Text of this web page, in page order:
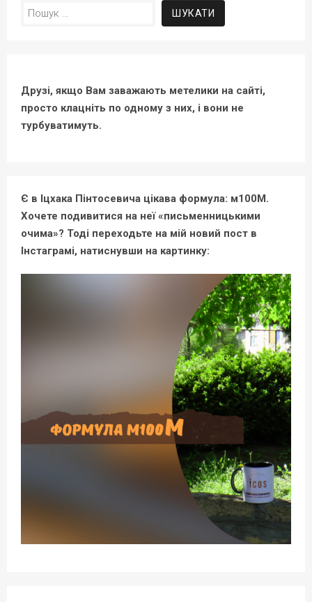
Пошук:
Друзі, якщо Вам заважають метелики на сайті,
просто клацніть по одному з них, і вони не
турбуватимуть.
Є в Іцхака Пінтосевича цікава формула: м100М.
Хочете подивитися на неї «письменницькими
очима»? Тоді переходьте на мій новий пост в
Інстаграмі, натиснувши на картинку: